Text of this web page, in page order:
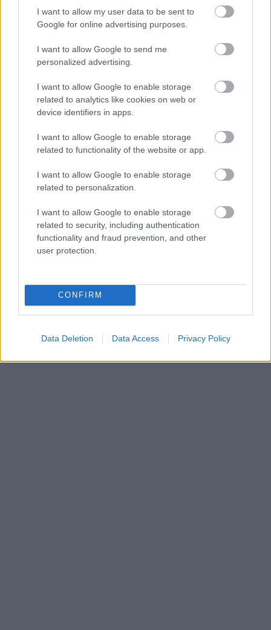
I want to allow my user data to be sent to
Google for online advertising purposes.
I want to allow Google to send me
personalized advertising.
I want to allow Google to enable storage
related to analytics like cookies on web or
device identifiers in apps.
I want to allow Google to enable storage
related to functionality of the website or app.
I want to allow Google to enable storage
related to personalization.
I want to allow Google to enable storage
related to security, including authentication
functionality and fraud prevention, and other
user protection.
CONFIRM
Data Deletion Data Access Privacy Policy
Együttműködésben a
Felhasználási feltételek
Kapcsolat
Adatkezelési tájékoztató
Holtankoljak.hu
holtankoljak.hu